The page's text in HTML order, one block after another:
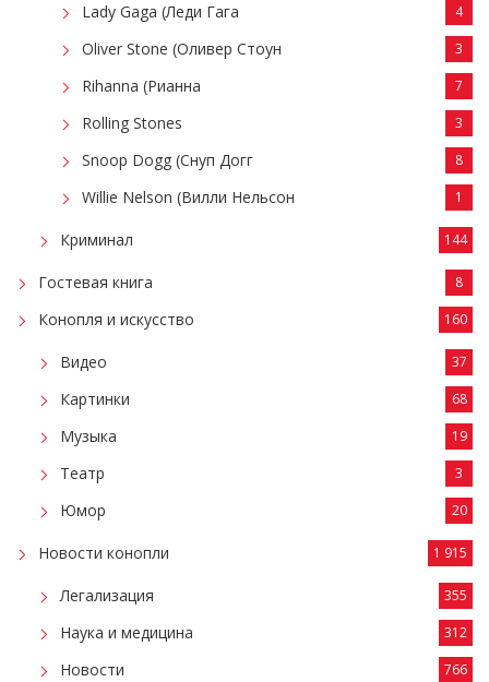
Lady Gaga (Леди Гага 4
Oliver Stone (Оливер Стоун 3
Rihanna (Рианна 7
Rolling Stones 3
Snoop Dogg (Снуп Догг 8
Willie Nelson (Вилли Нельсон 1
Криминал 144
Гостевая книга 8
Конопля и искусство 160
Видео 37
Картинки 68
Музыка 19
Театр 3
Юмор 20
Новости конопли 1 915
Легализация 355
Наука и медицина 312
Новости 766